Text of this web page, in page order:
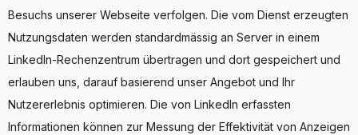
Besuchs unserer Webseite verfolgen. Die vom Dienst erzeugten
Nutzungsdaten werden standardmässig an Server in einem
LinkedIn-Rechenzentrum übertragen und dort gespeichert und
erlauben uns, darauf basierend unser Angebot und Ihr
Nutzererlebnis optimieren. Die von LinkedIn erfassten
Informationen können zur Messung der Effektivität von Anzeigen